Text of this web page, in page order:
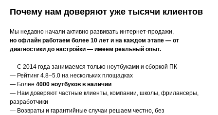
Почему нам доверяют уже тысячи клиентов
Мы недавно начали активно развивать интернет-продажи,
но офлайн работаем более 10 лет и на каждом этапе — от
диагностики до настройки — имеем реальный опыт.
— С 2014 года занимаемся только ноутбуками и сборкой ПК
— Рейтинг 4.8–5.0 на нескольких площадках
— Более 4000 ноутбуков в наличии
— Нам доверяют частные клиенты, компании, школы, фрилансеры,
разработчики
— Возвраты и гарантийные случаи решаем честно, без